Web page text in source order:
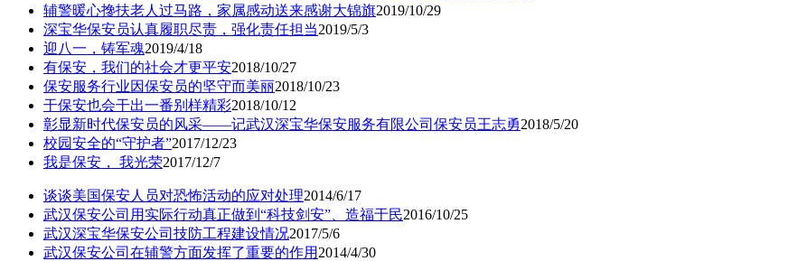
辅警暖心搀扶老人过马路，家属感动送来感谢大锦旗2019/10/29
深宝华保安员认真履职尽责，强化责任担当2019/5/3
迎八一，铸军魂2019/4/18
有保安，我们的社会才更平安2018/10/27
保安服务行业因保安员的坚守而美丽2018/10/23
干保安也会干出一番别样精彩2018/10/12
彰显新时代保安员的风采——记武汉深宝华保安服务有限公司保安员王志勇2018/5/20
校园安全的“守护者”2017/12/23
我是保安， 我光荣2017/12/7
谈谈美国保安人员对恐怖活动的应对处理2014/6/17
武汉保安公司用实际行动真正做到“科技剑安”、造福于民2016/10/25
武汉深宝华保安公司技防工程建设情况2017/5/6
武汉保安公司在辅警方面发挥了重要的作用 2014/4/30